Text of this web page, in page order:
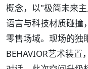
概念，以"极简未来
语言与科技材质碰撞
零售场域。现场的独
BEHAVIOR艺术装